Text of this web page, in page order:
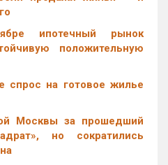
ипотечный рынок
положительную
спрос на готовое жилье
Москвы за прошедший
но сократились